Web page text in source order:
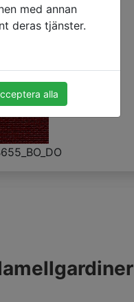
med annan
deras tjänster.
alla